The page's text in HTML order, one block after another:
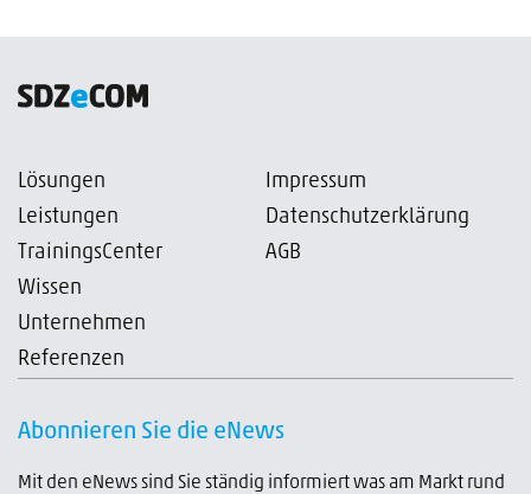
Lösungen
Leistungen
TrainingsCenter
Wissen
Unternehmen
Referenzen
Impressum
Datenschutzerklärung
AGB
Abonnieren Sie die eNews
Mit den eNews sind Sie ständig informiert was am Markt rund